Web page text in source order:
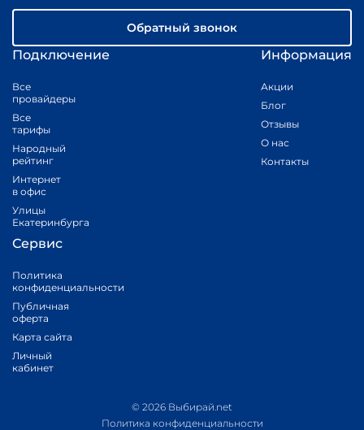
Подключение
Все
провайдеры
Все
тарифы
Народный
рейтинг
Интернет
в офис
Улицы
Екатеринбурга
Информация
Акции
Блог
Отзывы
О нас
Контакты
Сервис
Политика
конфиденциальности
Публичная
оферта
Карта сайта
Личный
кабинет
Обратный звонок
© 2026 Выбирай.net
Политика конфиденциальности